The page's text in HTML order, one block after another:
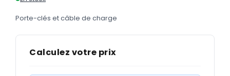
Porte-clés et câble de charge
Calculez votre prix